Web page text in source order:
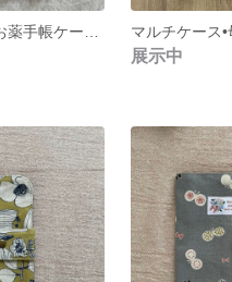
展示中